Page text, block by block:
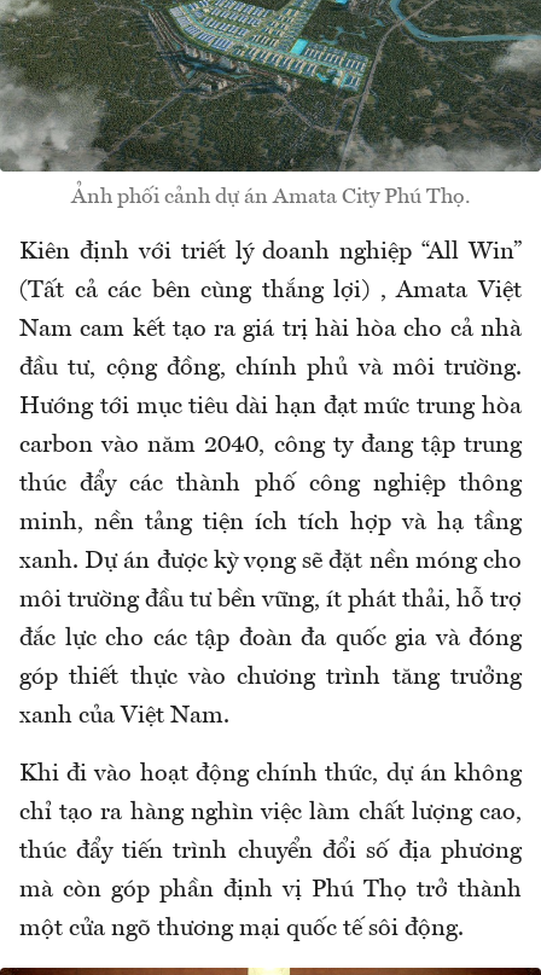
Ảnh phối cảnh dự án Amata City Phú Thọ.
Kiên định với triết lý doanh nghiệp “All Win”
(Tất cả các bên cùng thắng lợi) , Amata Việt
Nam cam kết tạo ra giá trị hài hòa cho cả nhà
đầu tư, cộng đồng, chính phủ và môi trường.
Hướng tới mục tiêu dài hạn đạt mức trung hòa
carbon vào năm 2040, công ty đang tập trung
thúc đẩy các thành phố công nghiệp thông
minh, nền tảng tiện ích tích hợp và hạ tầng
xanh. Dự án được kỳ vọng sẽ đặt nền móng cho
môi trường đầu tư bền vững, ít phát thải, hỗ trợ
đắc lực cho các tập đoàn đa quốc gia và đóng
góp thiết thực vào chương trình tăng trưởng
xanh của Việt Nam.
Khi đi vào hoạt động chính thức, dự án không
chỉ tạo ra hàng nghìn việc làm chất lượng cao,
thúc đẩy tiến trình chuyển đổi số địa phương
mà còn góp phần định vị Phú Thọ trở thành
một cửa ngõ thương mại quốc tế sôi động.